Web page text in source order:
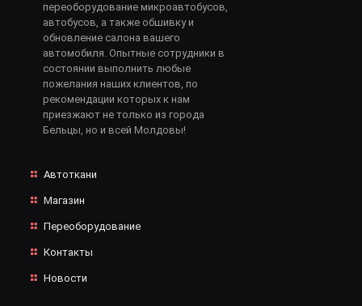
переоборудование микроавтобусов,
автобусов, а также обшивку и
обновление салона вашего
автомобиля. Опытные сотрудники в
состоянии выполнить любые
пожелания наших клиентов, по
рекомендации которых к нам
приезжают не только из города
Бельцы, но и всей Молдовы!
Автоткани
Магазин
Переоборудование
Контакты
Новости